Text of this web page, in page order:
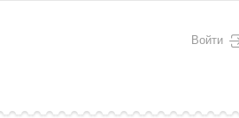
Войти